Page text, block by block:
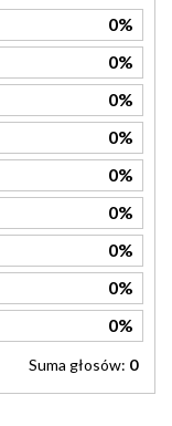
0%
0%
0%
0%
0%
0%
0%
0%
0%
Suma głosów: 0